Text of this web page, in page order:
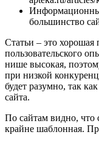
большинство
Статьи – это хорошая
пользовательского
нише высокая,
при низкой
будет разумно, так
сайта.
По сайтам видно, что
крайне шаблонная.